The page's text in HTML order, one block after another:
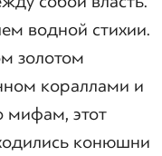
водной стихии.
золотом
кораллами и
мифам, этот
конюшни